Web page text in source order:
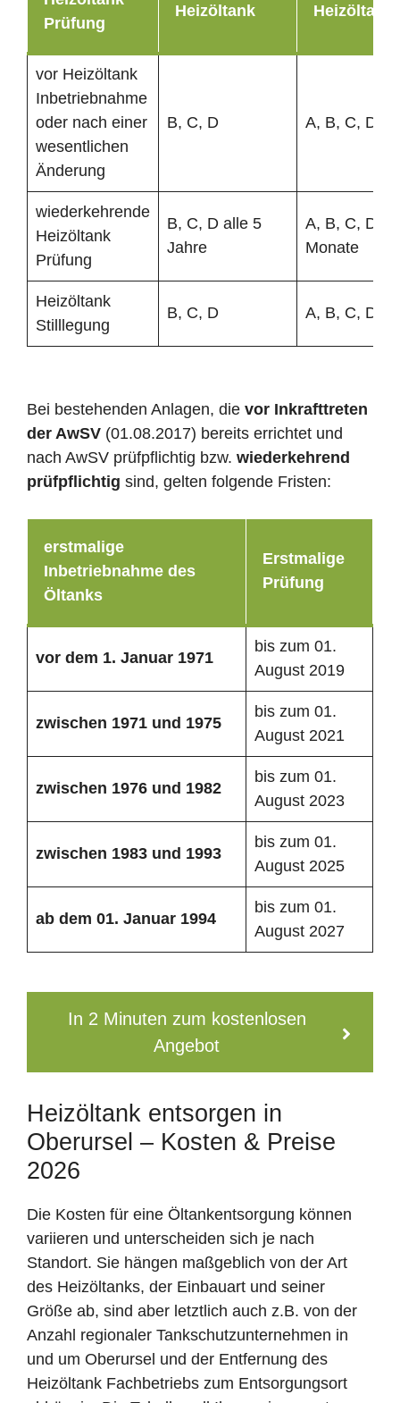
Prüfung
Heizöltank Heizöltank
vor Heizöltank
Inbetriebnahme
oder nach einer
wesentlichen
Änderung
B, C, D A, B, C, D
wiederkehrende
Heizöltank
Prüfung
B, C, D alle 5
Jahre
A, B, C, D
Monate
Heizöltank
Stilllegung
B, C, D A, B, C, D
Bei bestehenden Anlagen, die vor Inkrafttreten
der AwSV (01.08.2017) bereits errichtet und
nach AwSV prüfpflichtig bzw. wiederkehrend
prüfpflichtig sind, gelten folgende Fristen:
erstmalige
Inbetriebnahme des
Öltanks
Erstmalige
Prüfung
vor dem 1. Januar 1971
bis zum 01.
August 2019
zwischen 1971 und 1975
bis zum 01.
August 2021
zwischen 1976 und 1982
bis zum 01.
August 2023
zwischen 1983 und 1993
bis zum 01.
August 2025
ab dem 01. Januar 1994
bis zum 01.
August 2027
In 2 Minuten zum kostenlosen
Angebot
Heizöltank entsorgen in
Oberursel – Kosten & Preise
2026
Die Kosten für eine Öltankentsorgung können
variieren und unterscheiden sich je nach
Standort. Sie hängen maßgeblich von der Art
des Heizöltanks, der Einbauart und seiner
Größe ab, sind aber letztlich auch z.B. von der
Anzahl regionaler Tankschutzunternehmen in
und um Oberursel und der Entfernung des
Heizöltank Fachbetriebs zum Entsorgungsort